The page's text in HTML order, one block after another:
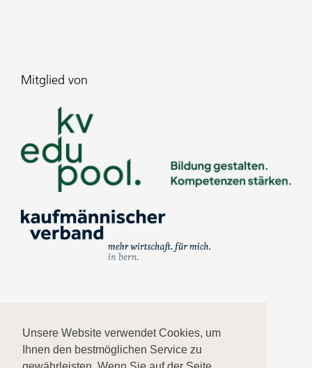
Unsere Website verwendet Cookies, um
Ihnen den bestmöglichen Service zu
Datenschutz
Mitglied von